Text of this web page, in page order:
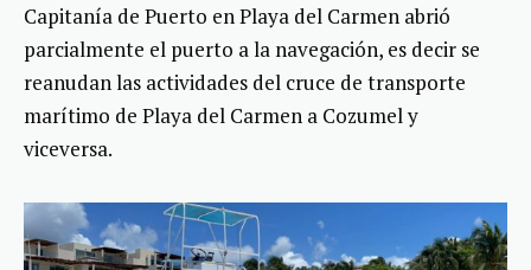
Capitanía de Puerto en Playa del Carmen abrió
parcialmente el puerto a la navegación, es decir se
reanudan las actividades del cruce de transporte
marítimo de Playa del Carmen a Cozumel y
viceversa.